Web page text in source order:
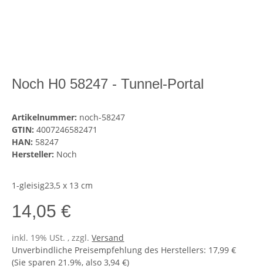
Noch H0 58247 - Tunnel-Portal
Artikelnummer: noch-58247
GTIN: 4007246582471
HAN: 58247
Hersteller: Noch
1-gleisig23,5 x 13 cm
14,05 €
inkl. 19% USt. , zzgl.Versand
Unverbindliche Preisempfehlung des Herstellers: 17,99 €
(Sie sparen21.9%, also3,94 €)